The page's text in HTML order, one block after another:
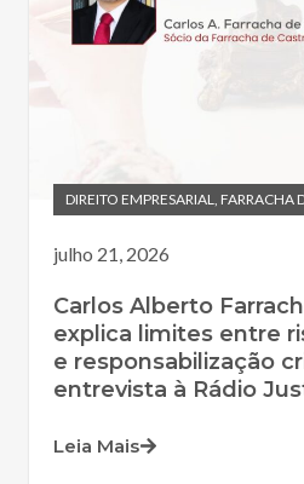
DIREITO EMPRESARIAL, FARRACHA
julho 21, 2026
Carlos Alberto
explica limites entre
e responsabilização
entrevista à Rádio
Leia Mais